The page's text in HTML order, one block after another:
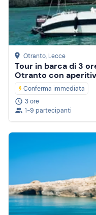
Otranto, Lecce
Tour in barca di 3
Otranto con
Conferma immediata
3 ore
1-9 partecipanti